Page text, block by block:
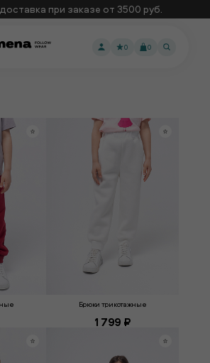
при заказе от 3500 руб.
0
0
Брюки трикотажные
1 799 ₽